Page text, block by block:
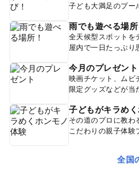
子ども大満足のプー
雨でも遊べる場所
全天候型スポットを
屋内で一日たっぷり
今月のプレゼント
映画チケット、ムビ
限定グッズなどが当
子どもがキラめ
その道のプロに教わ
こだわりの親子体験
全国